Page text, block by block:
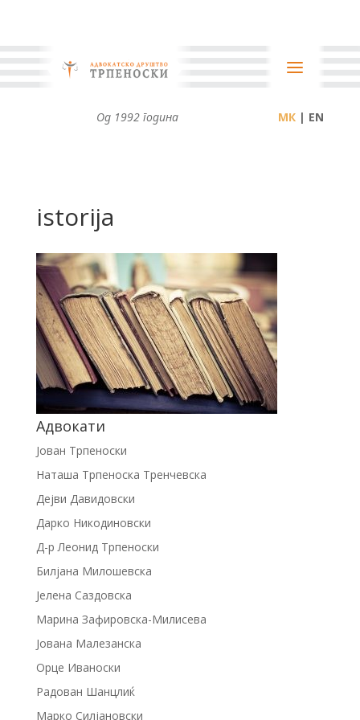
Од 1992 година | EN
istorija
Адвокати
Јован Трпеноски
Наташа Трпеноска Тренчевска
Дејви Давидовски
Дарко Никодиновски
Д-р Леонид Трпеноски
Билјана Милошевска
Јелена Саздовска
Марина Зафировска-Милисева
Јована Малезанска
Орце Иваноски
Радован Шанцлиќ
Марко Силјановски